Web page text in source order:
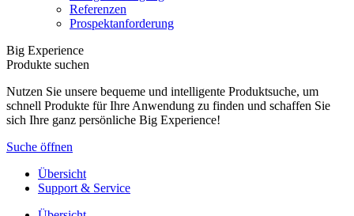
Referenzen
Prospektanforderung
Big Experience
Produkte suchen
Nutzen Sie unsere bequeme und intelligente Produktsuche, um
schnell Produkte für Ihre Anwendung zu finden und schaffen Sie
sich Ihre ganz persönliche Big Experience!
Suche öffnen
Übersicht
Support & Service